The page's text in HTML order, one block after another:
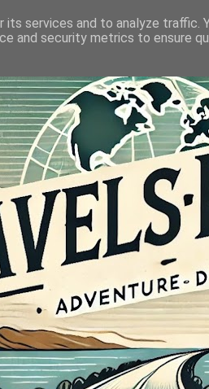
services and to analyze traffic.
and security metrics to ensure